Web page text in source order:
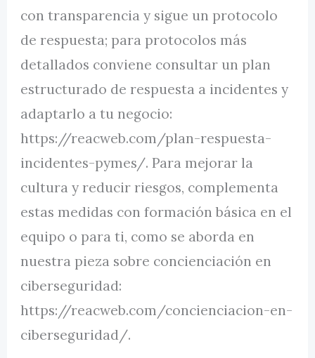
con transparencia y sigue un protocolo
de respuesta; para protocolos más
detallados conviene consultar un plan
estructurado de respuesta a incidentes y
adaptarlo a tu negocio:
https://reacweb.com/plan-respuesta-
incidentes-pymes/. Para mejorar la
cultura y reducir riesgos, complementa
estas medidas con formación básica en el
equipo o para ti, como se aborda en
nuestra pieza sobre concienciación en
ciberseguridad:
https://reacweb.com/concienciacion-en-
ciberseguridad/.